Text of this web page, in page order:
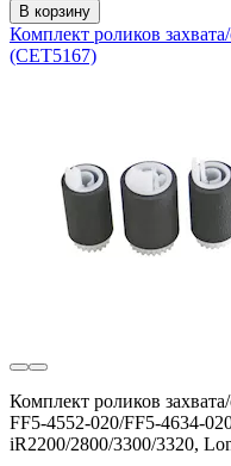
В корзину
Комплект роликов
(CET5167)
Комплект роликов
FF5-4552-020/FF5-4634-
iR2200/2800/3300/3320,